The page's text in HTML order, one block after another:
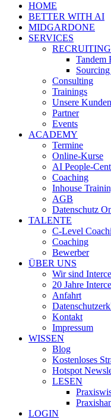
HOME
BETTER WITH AI
MIDGARDONE
SERVICES
Tandem
Consulting
Trainings
Unsere Kunden
Partner
Events
ACADEMY
Termine
Online-Kurse
AI People-
Coaching
Inhouse
AGB
Datenschutz
TALENTE
C-Level
Coaching
Bewerber
ÜBER UNS
Wir sind
20 Jahre
Anfahrt
Kontakt
Impressum
WISSEN
Blog
Kostenloses
Hotspot
LESEN
LOGIN